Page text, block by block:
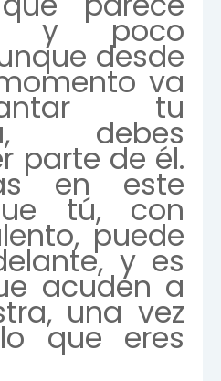
y poco
desde
va
tu
debes
parte de él.
en este
tú, con
puede
y es
acuden a
una vez
que eres